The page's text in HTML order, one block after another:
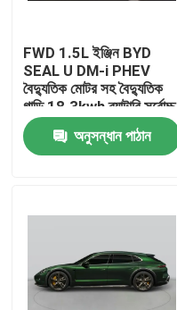
বাড়ি
আমাদের সম্পর্কে
কারখানা ভ্রমণ
FWD 1.5L ইঞ্জিন BYD
SEAL U DM-i PHEV
বৈদ্যুতিক মোটর সহ বৈদ্যুতিক
গাড়ি 18.3kwh ব্যাটারি সর্বোচ্চ
শক্তি 214bhp
অনুসন্ধান পাঠান